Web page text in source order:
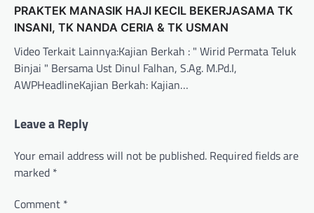
PRAKTEK MANASIK HAJI KECIL BEKERJASAMA TK
INSANI, TK NANDA CERIA & TK USMAN
Video Terkait Lainnya:Kajian Berkah : " Wirid Permata Teluk
Binjai " Bersama Ust Dinul Falhan, S.Ag. M.Pd.I,
AWPHeadlineKajian Berkah: Kajian…
Leave a Reply
Your email address will not be published. Required fields are
marked *
Comment *